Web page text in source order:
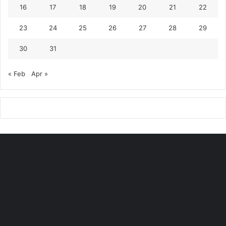
16 17 18 19 20 21 22
23 24 25 26 27 28 29
30 31
« Feb Apr »